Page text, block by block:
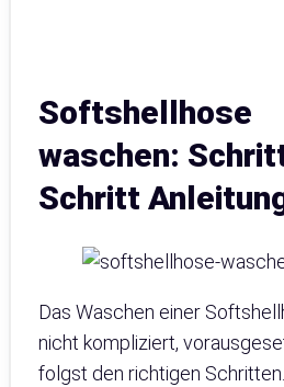
Softshellhose
waschen:
Schritt
Das Waschen einer
nicht kompliziert,
folgst den richtigen Schritten.